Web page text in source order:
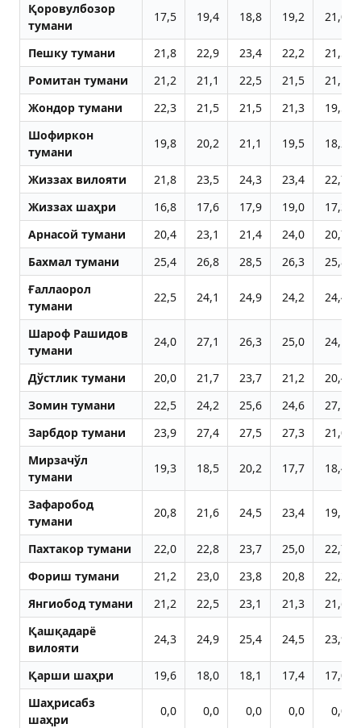
Қоровулбозор
тумани
17,5 19,4 18,8 19,2 21,0
Пешку тумани 21,8 22,9 23,4 22,2
21,5
Ромитан тумани
21,2 21,1 22,5 21,5
21,1
Жондор тумани
22,3 21,5 21,5 21,3
19,5
Шофиркон
тумани
19,8 20,2 21,1 19,5 18,2
Жиззах вилояти 21,8 23,5 24,3 23,4
22,7
Жиззах шаҳри
16,8 17,6 17,9 19,0
17,3
Aрнасой тумани
20,4 23,1 21,4 24,0
20,7
Бахмал тумани
25,4 26,8 28,5 26,3
25,8
Ғаллаорол
тумани
22,5 24,1 24,9 24,2 24,4
Шароф Рашидов
тумани
24,0 27,1 26,3 25,0 24,1
Дўстлик тумани 20,0 21,7 23,7 21,2
20,4
Зомин тумани
22,5 24,2 25,6 24,6
27,1
Зарбдор тумани
23,9 27,4 27,5 27,3
21,0
Мирзачўл
тумани
19,3 18,5 20,2 17,7 18,4
Зафаробод
тумани
20,8 21,6 24,5 23,4 19,1
Пахтакор тумани 22,0 22,8 23,7 25,0
22,7
Фориш тумани
21,2 23,0 23,8 20,8
22,3
Янгиобод тумани
21,2 22,5 23,1 21,3
21,6
Қашқадарё
вилояти
24,3 24,9 25,4 24,5 23,9
Қарши шаҳри 19,6 18,0 18,1 17,4
17,0
Шаҳрисабз
шаҳри
0,0 0,0 0,0 0,0 0,0